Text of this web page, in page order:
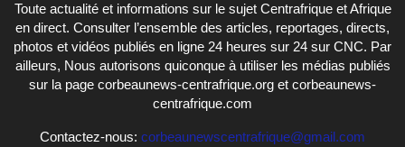
Toute actualité et informations sur le sujet Centrafrique et Afrique
en direct. Consulter l’ensemble des articles, reportages, directs,
photos et vidéos publiés en ligne 24 heures sur 24 sur CNC. Par
ailleurs, Nous autorisons quiconque à utiliser les médias publiés
sur la page corbeaunews-centrafrique.org et corbeaunews-
centrafrique.com
Contactez-nous: corbeaunewscentrafrique@gmail.com